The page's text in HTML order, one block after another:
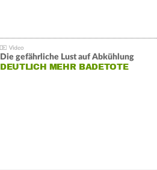
Die gefährliche Lust auf Abkühlung
DEUTLICH MEHR BADETOTE